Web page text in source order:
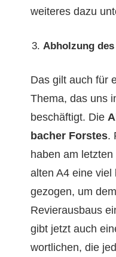
weit­eres dazu
Abholzung
Das gilt auch für
The­ma, das uns
beschäftigt. Die
bach­er Forstes.
haben am
alten A4 eine viel
gezo­gen, um
Revier­aus­baus
gibt jet­zt auch
wortlichen, die